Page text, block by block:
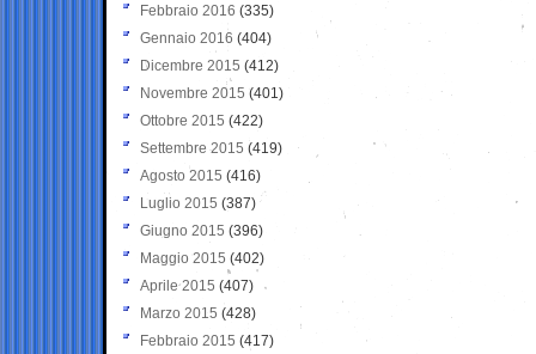
Febbraio 2016 (335)
Gennaio 2016 (404)
Dicembre 2015 (412)
Novembre 2015 (401)
Ottobre 2015 (422)
Settembre 2015 (419)
Agosto 2015 (416)
Luglio 2015 (387)
Giugno 2015 (396)
Maggio 2015 (402)
Aprile 2015 (407)
Marzo 2015 (428)
Febbraio 2015 (417)